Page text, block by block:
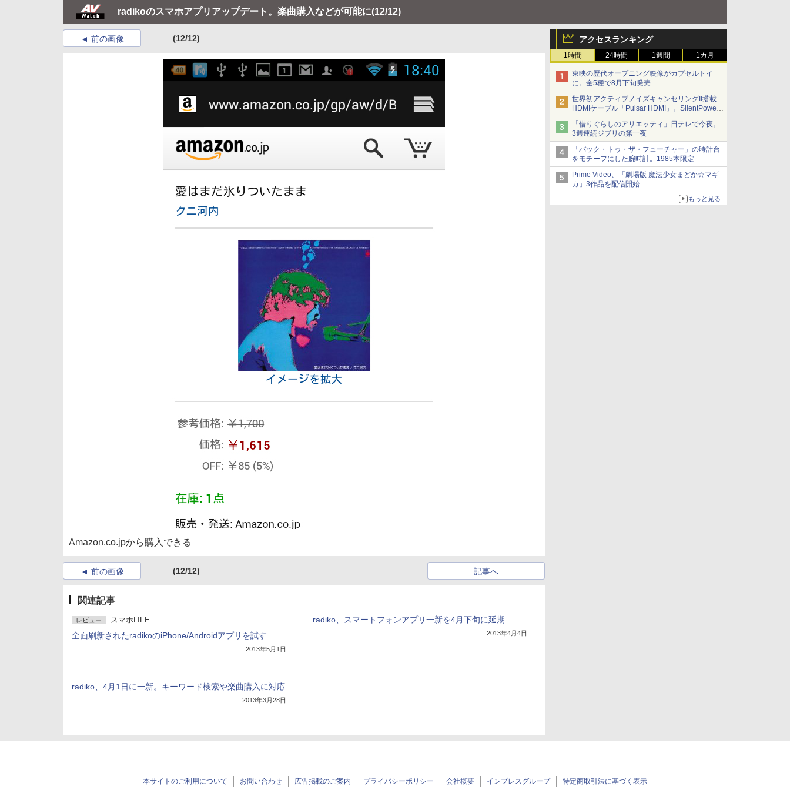
radikoのスマホアプリアップデート。楽曲購入などが可能に(12/12)
アクセスランキング
1時間 24時間 1週間 1カ月
東映の歴代オープニング映像がカプセルトイ
に。全5種で8月下旬発売
世界初アクティブノイズキャンセリングII搭載
HDMIケーブル「Pulsar HDMI」。SilentPower
から
「借りぐらしのアリエッティ」日テレで今夜。
3週連続ジブリの第一夜
「バック・トゥ・ザ・フューチャー」の時計台
をモチーフにした腕時計。1985本限定
Prime Video、「劇場版 魔法少女まどか☆マギ
カ」3作品を配信開始
もっと見る
前の画像 (12/12)
Amazon.co.jpから購入できる
前の画像 (12/12) 記事へ
関連記事
レビュー スマホLIFE
全面刷新されたradikoのiPhone/Androidアプリを試す
2013年5月1日
radiko、スマートフォンアプリ一新を4月下旬に延期
2013年4月4日
radiko、4月1日に一新。キーワード検索や楽曲購入に対応
2013年3月28日
本サイトのご利用について お問い合わせ 広告掲載のご案内 プライバシーポリシー 会社概要 インプレスグループ 特定商取引法に基づく表示